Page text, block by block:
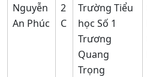
Nguyễn
An Phúc
2
C
Trường Tiểu
học Số 1
Trương
Quang
Trọng